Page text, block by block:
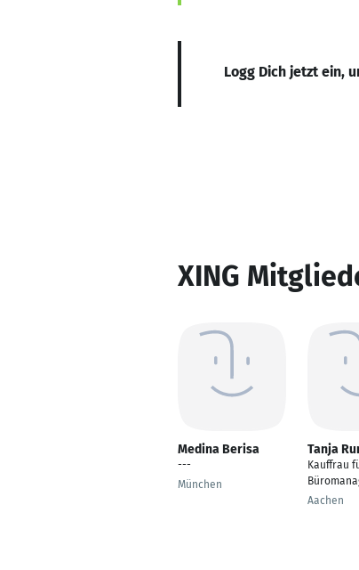
Logg Dich jetzt ein,
XING
Medina Berisa
---
München
Tanja
Kauffrau
Aachen